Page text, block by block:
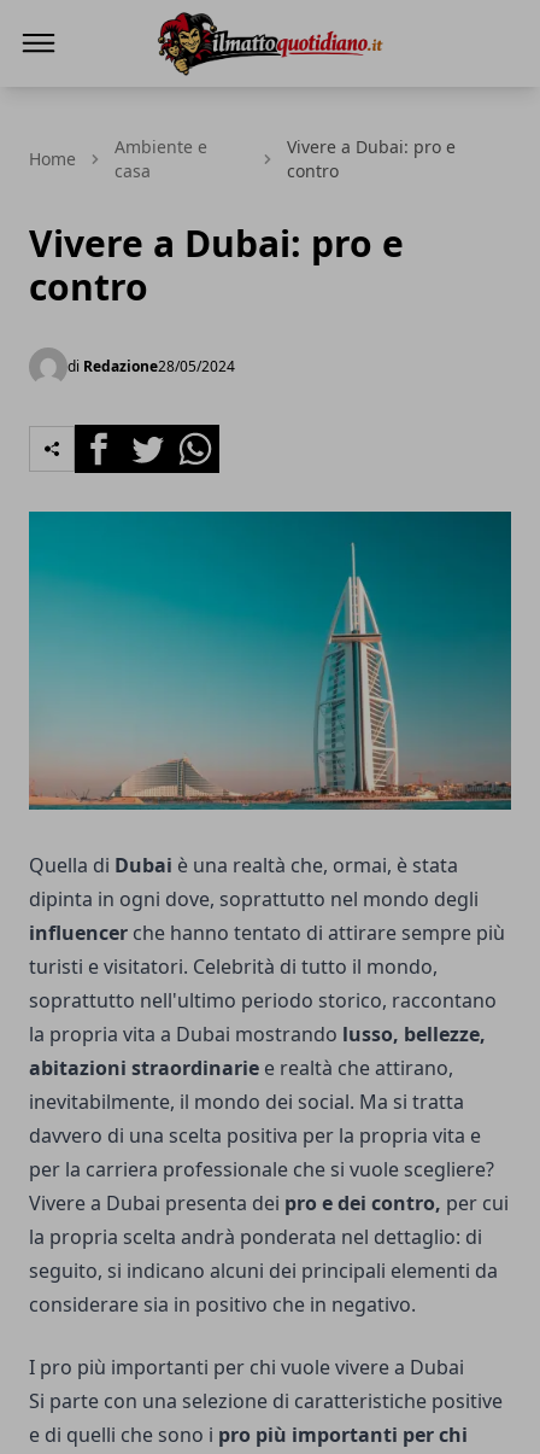
Home
Ambiente e
casa
Vivere a Dubai: pro e
contro
Vivere a Dubai: pro e
contro
di Redazione28/05/2024
FacebookTwitterWhatsapp
Quella di Dubai è una realtà che, ormai, è stata
dipinta in ogni dove, soprattutto nel mondo degli
influencer che hanno tentato di attirare sempre più
turisti e visitatori. Celebrità di tutto il mondo,
soprattutto nell'ultimo periodo storico, raccontano
la propria vita a Dubai mostrando lusso, bellezze,
abitazioni straordinarie e realtà che attirano,
inevitabilmente, il mondo dei social. Ma si tratta
davvero di una scelta positiva per la propria vita e
per la carriera professionale che si vuole scegliere?
Vivere a Dubai presenta dei pro e dei contro, per cui
la propria scelta andrà ponderata nel dettaglio: di
seguito, si indicano alcuni dei principali elementi da
considerare sia in positivo che in negativo.
I pro più importanti per chi vuole vivere a Dubai
Si parte con una selezione di caratteristiche positive
e di quelli che sono i pro più importanti per chi